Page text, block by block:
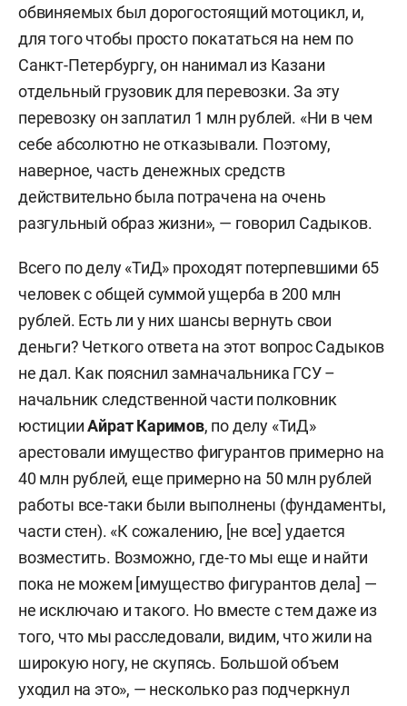
обвиняемых был дорогостоящий мотоцикл, и,
для того чтобы просто покататься на нем по
Санкт-Петербургу, он нанимал из Казани
отдельный грузовик для перевозки. За эту
перевозку он заплатил 1 млн рублей. «Ни в чем
себе абсолютно не отказывали. Поэтому,
наверное, часть денежных средств
действительно была потрачена на очень
разгульный образ жизни», — говорил Садыков.
Всего по делу «ТиД» проходят потерпевшими 65
человек с общей суммой ущерба в 200 млн
рублей. Есть ли у них шансы вернуть свои
деньги? Четкого ответа на этот вопрос Садыков
не дал. Как пояснил замначальника ГСУ –
начальник следственной части полковник
юстицииАйрат Каримов, по делу «ТиД»
арестовали имущество фигурантов примерно на
40 млн рублей, еще примерно на 50 млн рублей
работы все-таки были выполнены (фундаменты,
части стен). «К сожалению, [не все] удается
возместить. Возможно, где-то мы еще и найти
пока не можем [имущество фигурантов дела] —
не исключаю и такого. Но вместе с тем даже из
того, что мы расследовали, видим, что жили на
широкую ногу, не скупясь. Большой объем
уходил на это», — несколько раз подчеркнул